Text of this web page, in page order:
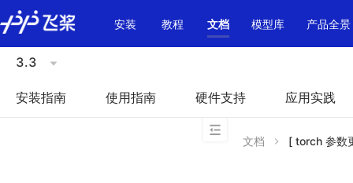
\u200E
安装
教程 文档 模型库 产品全景
3.3
安装指南 使用指南 硬件支持 应用实践
文档 [ torch 参数